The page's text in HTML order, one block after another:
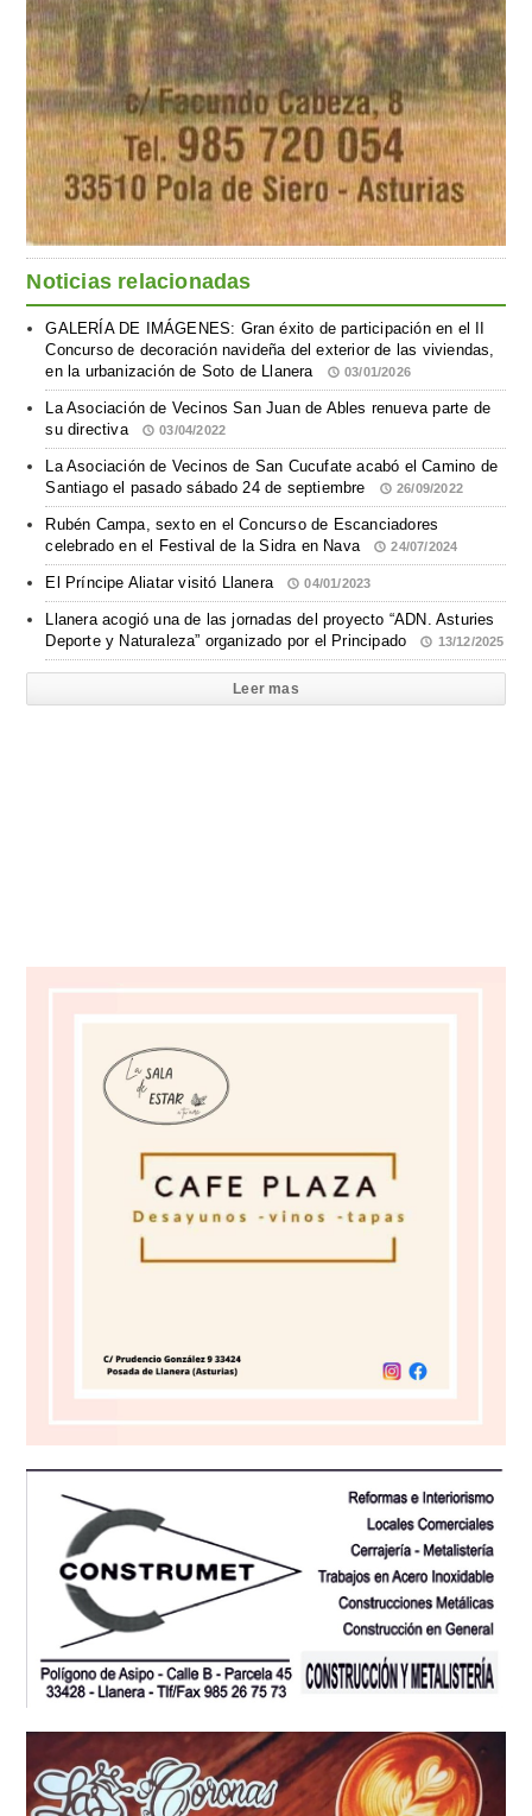
Noticias relacionadas
GALERÍA DE IMÁGENES: Gran éxito de participación en el II
Concurso de decoración navideña del exterior de las viviendas,
en la urbanización de Soto de Llanera
03/01/2026
La Asociación de Vecinos San Juan de Ables renueva parte de
su directiva
03/04/2022
La Asociación de Vecinos de San Cucufate acabó el Camino de
Santiago el pasado sábado 24 de septiembre
26/09/2022
Rubén Campa, sexto en el Concurso de Escanciadores
celebrado en el Festival de la Sidra en Nava
24/07/2024
El Príncipe Aliatar visitó Llanera 04/01/2023
Llanera acogió una de las jornadas del proyecto “ADN. Asturies
Deporte y Naturaleza” organizado por el Principado
13/12/2025
Leer mas